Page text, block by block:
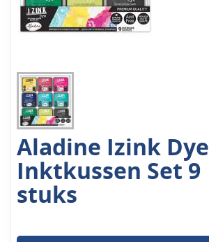
Aladine Izink Dye
Inktkussen Set 9
stuks